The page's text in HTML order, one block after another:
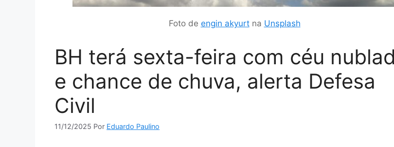
Foto de engin akyurtna Unsplash
BH terá sexta-feira com céu
e chance de chuva, alerta Defesa
Civil
11/12/2025 Por Eduardo Paulino